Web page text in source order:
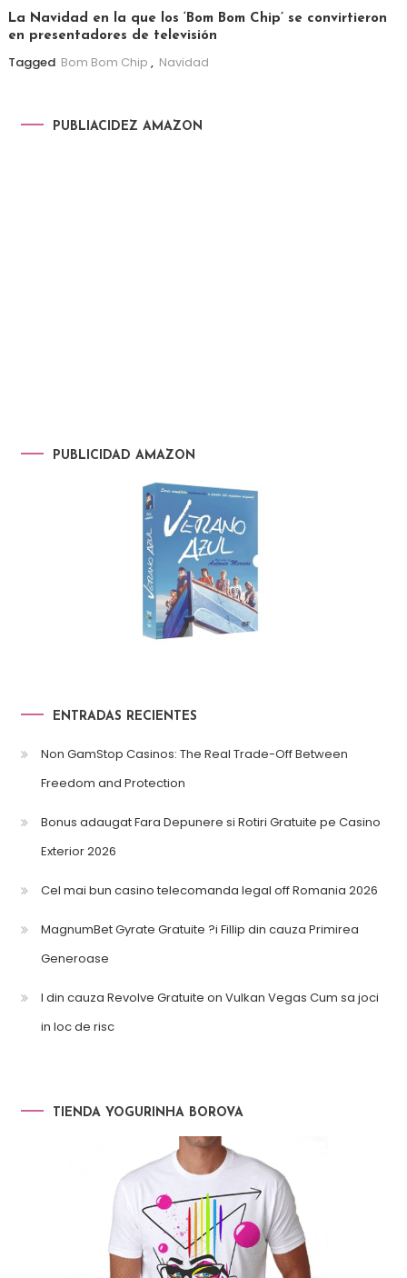
La Navidad en la que los ‘Bom Bom Chip’ se convirtieron
en presentadores de televisión
Tagged Bom Bom Chip , Navidad
PUBLIACIDEZ AMAZON
PUBLICIDAD AMAZON
ENTRADAS RECIENTES
Non GamStop Casinos: The Real Trade-Off Between
Freedom and Protection
Bonus adaugat Fara Depunere si Rotiri Gratuite pe Casino
Exterior 2026
Cel mai bun casino telecomanda legal off Romania 2026
MagnumBet Gyrate Gratuite ?i Fillip din cauza Primirea
Generoase
l din cauza Revolve Gratuite on Vulkan Vegas Cum sa joci
in loc de risc
TIENDA YOGURINHA BOROVA